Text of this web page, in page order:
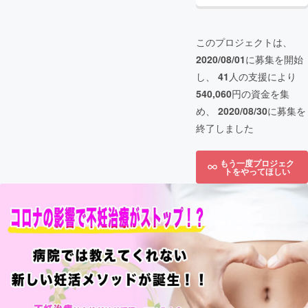
このプロジェクトは、
2020/08/01に募集を開始
し、 41 人の支援により
540,060円の資金を集
め、 2020/08/30に募集を
終了しました
もう一度プロジェク
トをやってほしい